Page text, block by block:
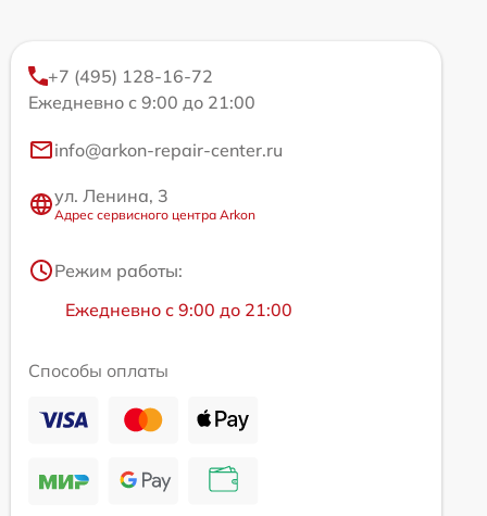
+7 (495) 128-16-72
Ежедневно с 9:00 до 21:00
info@arkon-repair-center.ru
ул. Ленина, 3
Адрес сервисного центра Arkon
Режим работы:
Ежедневно с 9:00 до 21:00
Способы оплаты